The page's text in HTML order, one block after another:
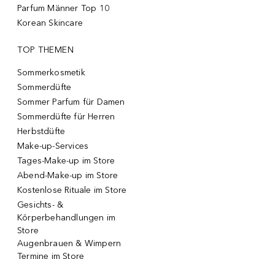
Parfum Männer Top 10
Korean Skincare
TOP THEMEN
Sommerkosmetik
Sommerdüfte
Sommer Parfum für Damen
Sommerdüfte für Herren
Herbstdüfte
Make-up-Services
Tages-Make-up im Store
Abend-Make-up im Store
Kostenlose Rituale im Store
Gesichts- &
Körperbehandlungen im
Store
Augenbrauen & Wimpern
Termine im Store